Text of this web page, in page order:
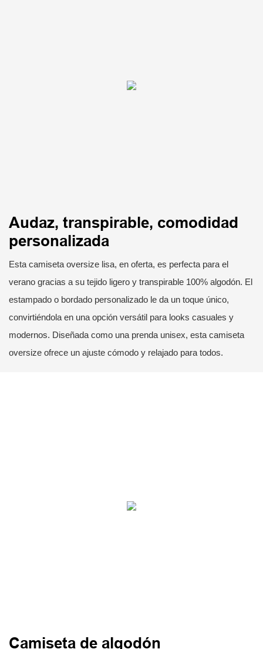
Audaz, transpirable, comodidad
personalizada
Esta camiseta oversize lisa, en oferta, es perfecta para el
verano gracias a su tejido ligero y transpirable 100% algodón. El
estampado o bordado personalizado le da un toque único,
convirtiéndola en una opción versátil para looks casuales y
modernos. Diseñada como una prenda unisex, esta camiseta
oversize ofrece un ajuste cómodo y relajado para todos.
Camiseta de algodón